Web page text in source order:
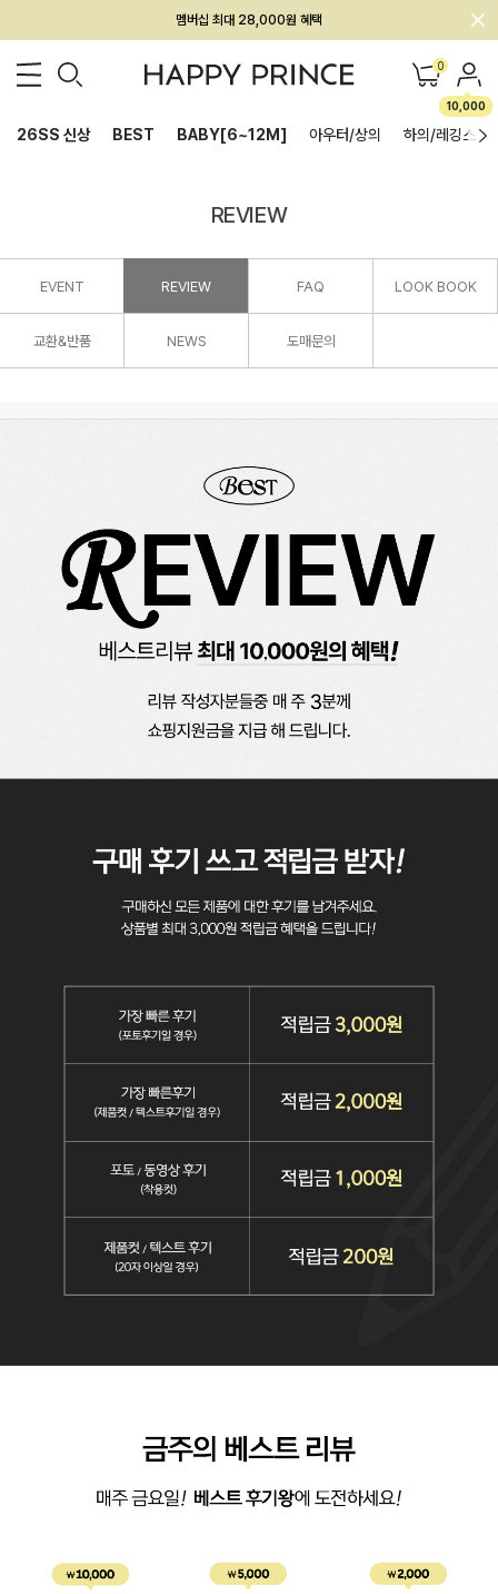
멤버십 최대 28,000원 혜택
0
10,000
26SS 신상 BEST BABY[6~12M] 아우터/상의 하의/레깅스
REVIEW
EVENT REVIEW FAQ LOOK BOOK
교환&반품 NEWS 도매문의